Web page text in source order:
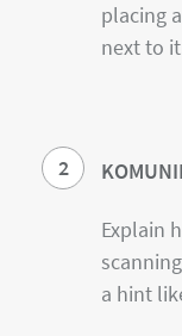
placing
next to
2
Explain
a hint